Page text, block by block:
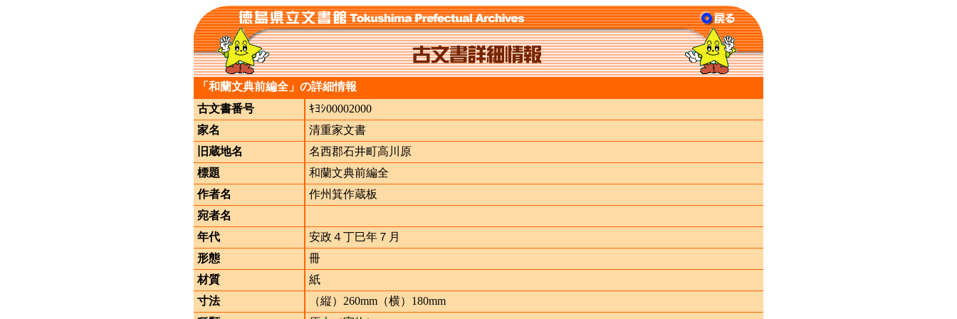
「和蘭文典前編全」の詳細情報
古文書番号
ｷﾖｼ00002000
家名
清重家文書
旧蔵地名
名西郡石井町高川原
標題
和蘭文典前編全
作者名
作州箕作蔵板
宛者名
年代
安政４丁巳年７月
形態
冊
材質
紙
寸法
（縦）260mm（横）180mm